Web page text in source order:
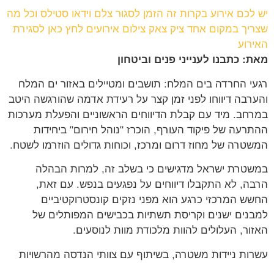
יש לכם אירוע בקרות זה הזמן לסגור צלם וידאו סטילס וכל מה
שצריך במקום אחד ציק צאק צילום אירועים לחץ כאן לסגירת
האירוע
מאת: כתבנו לענייני פנים וביטחון
רגעי החרדה בים המלח: תושבים ומטיילים באזור ים המלח
והערבה דיווחו לפני זמן קצר על רעידת אדמה שהורגשה היטב
במרחב. מיד עם קבלת הדיווחים הראשוניים והפעלת מערכות
ההתרעה של פיקוד העורף, הוכרז "נוהל חירום" ביחידות
המשטרה של מחוז דרום ומרכז, וכוחות גדולים הוזרמו לשטח.
במשטרת ישראל מדגישים כי בשלב זה, למרות הבהלה
הרבה, לא התקבלו דיווחים על נפגעים בנפש. עם זאת,
החשש המרכזי כרגע הוא מפני נזקים קונסטרוקטיביים
למבנים ישנים וקריסת תשתיות בכבישים המפותלים של
האזור, העלולים להוות מלכודת מוות לנוסעים.
עשרות ניידות משטרה, בשיתוף עם צוותי הנדסה מהרשויות